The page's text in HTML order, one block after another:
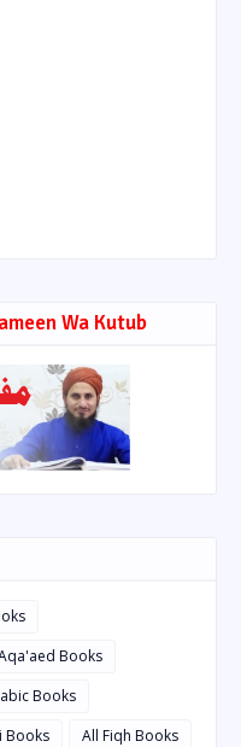
Wa Kutub
Books
Books
Books
All Fiqh Books